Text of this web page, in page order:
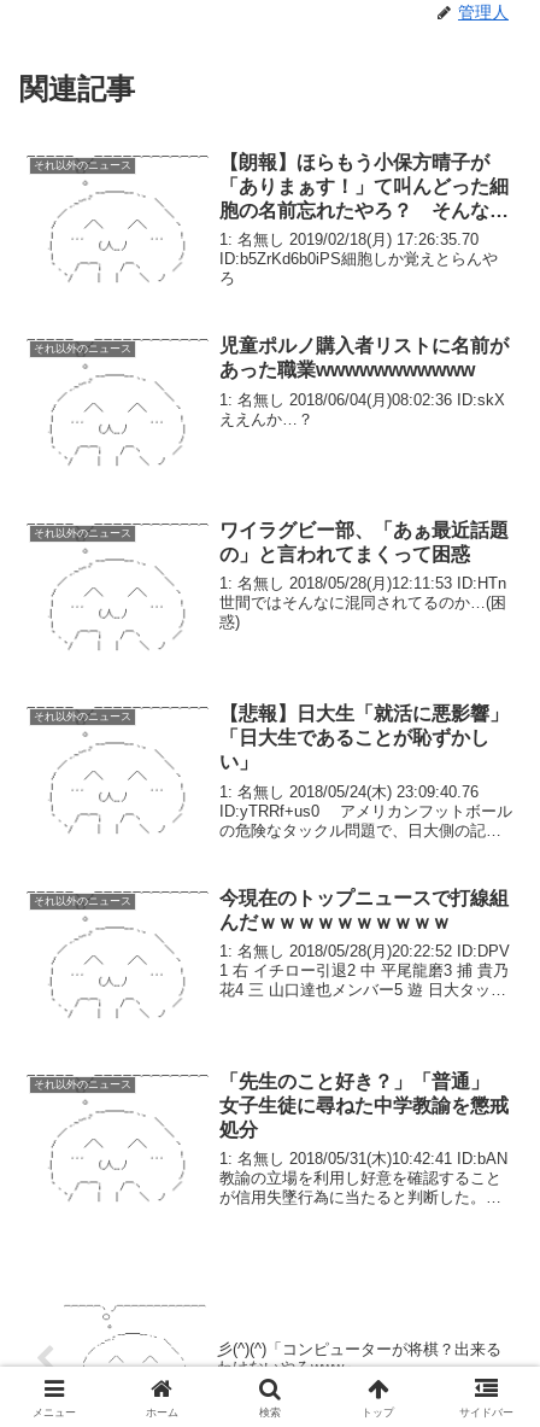
管理人
関連記事
それ以外のニュース
【朗報】ほらもう小保方晴子が
「ありまぁす！」て叫んどった細
胞の名前忘れたやろ？ そんなも
んやで
1: 名無し 2019/02/18(月) 17:26:35.70
ID:b5ZrKd6b0iPS細胞しか覚えとらんや
ろ
それ以外のニュース
児童ポルノ購入者リストに名前が
あった職業wwwwwwwwwww
1: 名無し 2018/06/04(月)08:02:36 ID:skX
ええんか…？
それ以外のニュース
ワイラグビー部、「あぁ最近話題
の」と言われてまくって困惑
1: 名無し 2018/05/28(月)12:11:53 ID:HTn
世間ではそんなに混同されてるのか…(困
惑)
それ以外のニュース
【悲報】日大生「就活に悪影響」
「日大生であることが恥ずかし
い」
1: 名無し 2018/05/24(木) 23:09:40.76
ID:yTRRf+us0 アメリカンフットボール
の危険なタックル問題で、日大側の記者
が出ている」と...
それ以外のニュース
今現在のトップニュースで打線組
んだｗｗｗｗｗｗｗｗｗｗ
1: 名無し 2018/05/28(月)20:22:52 ID:DPV
1 右 イチロー引退2 中 平尾龍磨3 捕 貴乃
花4 三 山口達也メンバー5 遊 日大タック
それ以外のニュース
「先生のこと好き？」「普通」
女子生徒に尋ねた中学教諭を懲戒
処分
1: 名無し 2018/05/31(木)10:42:41 ID:bAN
教諭の立場を利用し好意を確認すること
が信用失墜行為に当たると判断した。県
彡(^)(^)「コンピューターが将棋？出来る
わけないやろwww」
メニュー ホーム 検索 トップ サイドバー